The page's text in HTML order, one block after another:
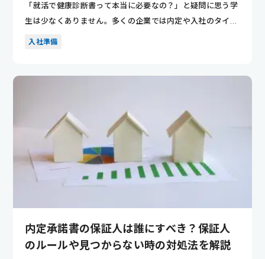
「就活で健康診断書って本当に必要なの？」と疑問に思う学
生は少なくありません。多くの企業では内定や入社のタイミ
ングで提出を...
入社準備
内定承諾書の保証人は誰にすべき？保証人
のルールや見つからない時の対処法を解説